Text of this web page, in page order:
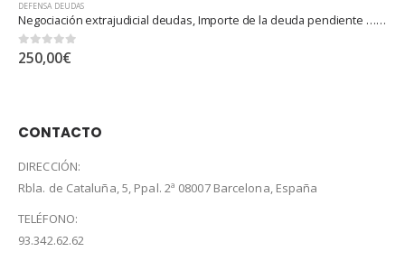
Negociación extrajudicial deudas, Importe de la deuda pendiente … exceso hasta 1.000.000 euros
DEFENSA DEUDAS
0out of 5
350,00
CONTACTO
DIRECCIÓN:
Rbla. de Cataluña, 5, Ppal. 2ª 08007 Barcelona, España
TELÉFONO:
93.342.62.62